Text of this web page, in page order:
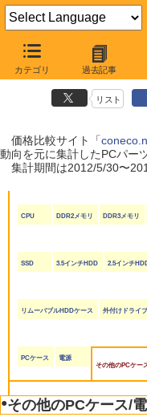
カテゴリ 過去記事
coneco.net人気ランキン
（2012/5/30〜2012/6/5）
リスト
価格比較サイト「
動向を元に集計したPCパー
集計期間は2012/5/30〜
CPU DDR2メモリ DDR3メモリ
SSD 3.5インチHDD 2.5インチ
リムーバブルHDDケース 外付けドライ
PCケース
電源
その他のPCケー
●その他のPCケース/